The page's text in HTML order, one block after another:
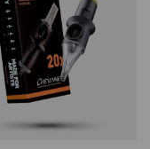
#پن شارژی FK IRONS